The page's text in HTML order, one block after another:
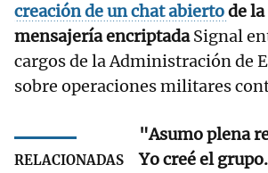
creación de un chat abiertode
mensajería encriptadaSignal
cargos de la Administración de
sobre operaciones militares
RELACIONADAS
"Asumo plena
Yo creé el